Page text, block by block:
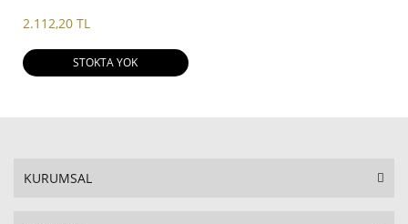
2.112,20 TL
STOKTA YOK
KURUMSAL